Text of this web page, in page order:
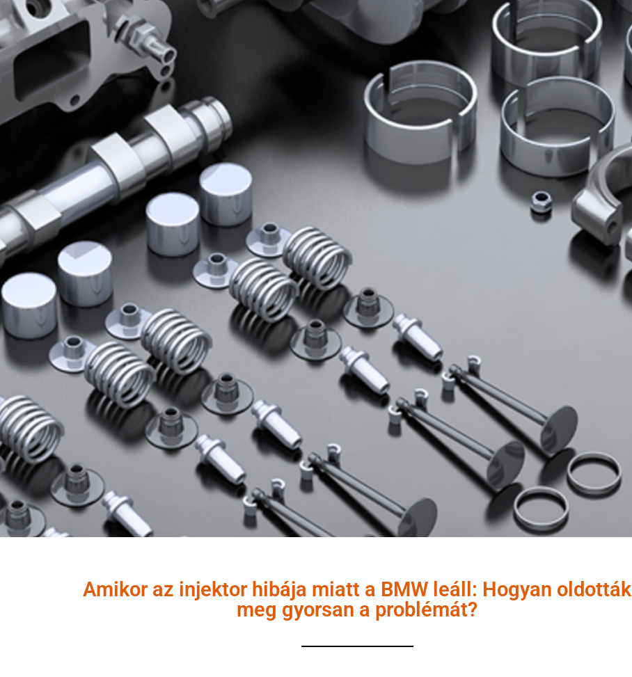
Amikor az injektor hibája miatt a BMW leáll: Hogyan oldották
meg gyorsan a problémát?